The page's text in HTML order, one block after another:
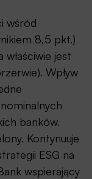
wśród
8,5 pkt.)
jest
Wpływ
banków.
Kontynuuje
ESG na
wspierający